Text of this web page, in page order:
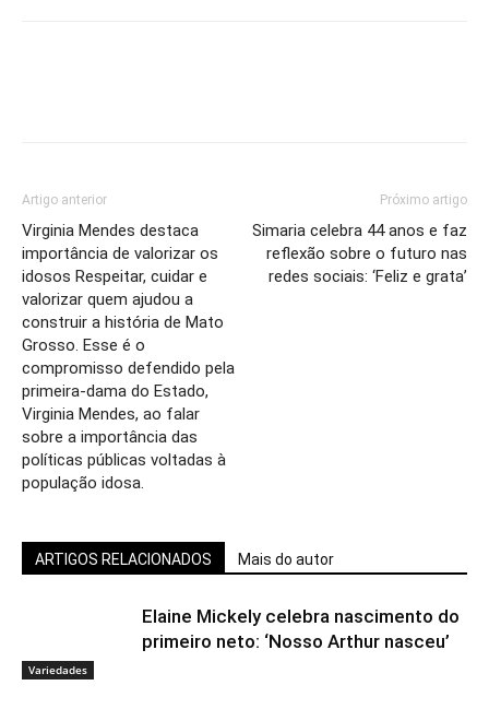
Artigo anterior
Virginia Mendes destaca
importância de valorizar os
idosos Respeitar, cuidar e
valorizar quem ajudou a
construir a história de Mato
Grosso. Esse é o
compromisso defendido pela
primeira-dama do Estado,
Virginia Mendes, ao falar
sobre a importância das
políticas públicas voltadas à
população idosa.
Próximo artigo
Simaria celebra 44 anos e faz
reflexão sobre o futuro nas
redes sociais: ‘Feliz e grata’
ARTIGOS RELACIONADOS Mais do autor
Variedades
Elaine Mickely celebra nascimento do
primeiro neto: ‘Nosso Arthur nasceu’